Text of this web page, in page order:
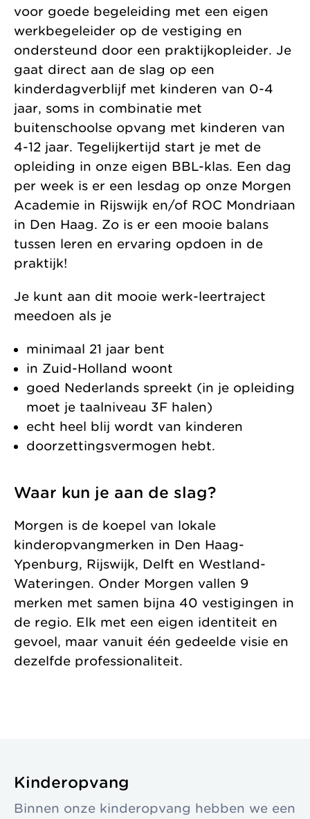
voor goede begeleiding met een eigen
werkbegeleider op de vestiging en
ondersteund door een praktijkopleider. Je
gaat direct aan de slag op een
kinderdagverblijf met kinderen van 0-4
jaar, soms in combinatie met
buitenschoolse opvang met kinderen van
4-12 jaar. Tegelijkertijd start je met de
opleiding in onze eigen BBL-klas. Een dag
per week is er een lesdag op onze Morgen
Academie in Rijswijk en/of ROC Mondriaan
in Den Haag. Zo is er een mooie balans
tussen leren en ervaring opdoen in de
praktijk!
Je kunt aan dit mooie werk-leertraject
meedoen als je
minimaal 21 jaar bent
in Zuid-Holland woont
goed Nederlands spreekt (in je opleiding
moet je taalniveau 3F halen)
echt heel blij wordt van kinderen
doorzettingsvermogen hebt.
Waar kun je aan de slag?
Morgen is de koepel van lokale
kinderopvangmerken in Den Haag-
Ypenburg, Rijswijk, Delft en Westland-
Wateringen. Onder Morgen vallen 9
merken met samen bijna 40 vestigingen in
de regio. Elk met een eigen identiteit en
gevoel, maar vanuit één gedeelde visie en
dezelfde professionaliteit.
Kinderopvang
Binnen onze kinderopvang hebben we een